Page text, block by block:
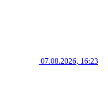
07.08.2026, 16:23